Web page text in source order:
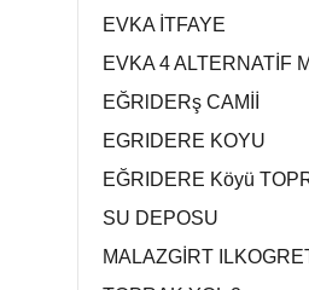
EVKA İTFAYE
EVKA 4 ALTERNATİF
EĞRlDERş CAMİİ
EGRIDERE KOYU
EĞRIDERE Köyü
SU DEPOSU
MALAZGİRT